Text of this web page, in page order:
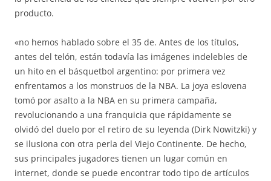
producto.
«no hemos hablado sobre el 35 de. Antes de los títulos,
antes del telón, están todavía las imágenes indelebles de
un hito en el básquetbol argentino: por primera vez
enfrentamos a los monstruos de la NBA. La joya eslovena
tomó por asalto a la NBA en su primera campaña,
revolucionando a una franquicia que rápidamente se
olvidó del duelo por el retiro de su leyenda (Dirk Nowitzki) y
se ilusiona con otra perla del Viejo Continente. De hecho,
sus principales jugadores tienen un lugar común en
internet, donde se puede encontrar todo tipo de artículos